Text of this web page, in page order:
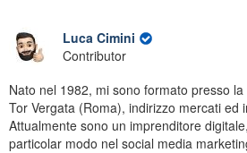
Luca Cimini
Contributor
Nato nel 1982, mi sono formato presso
Tor Vergata (Roma), indirizzo mercati ed
Attualmente sono un imprenditore
particolar modo nel social media